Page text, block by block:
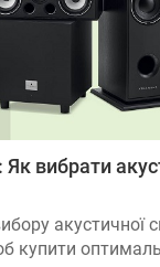
вибрати
акустичної
купити